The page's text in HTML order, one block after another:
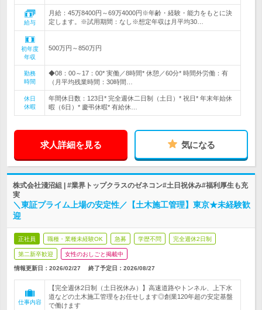
給与
月給：45万8400円～69万4000円※年齢・経験・能力をもとに決
定します。※試用期間：なし※想定年収は月平均30…
初年度
年収
500万円～850万円
勤務
時間
◆08：00～17：00* 実働／8時間* 休憩／60分* 時間外労働：有
（月平均残業時間：30時間…
休日
休暇
年間休日数：123日* 完全週休二日制（土日）* 祝日* 年末年始休
暇（6日）* 慶弔休暇* 有給休…
求人詳細を見る 気になる
株式会社淺沼組 | #業界トップクラスのゼネコン#土日祝休み#福利厚生も充
実
＼東証プライム上場の安定性／【土木施工管理】東京★未経験歓
迎
正社員 職種・業種未経験OK 急募 学歴不問 完全週休2日制
第二新卒歓迎 女性のおしごと掲載中
情報更新日：2026/02/27 終了予定日： 2026/08/27
仕事内容
【完全週休2日制（土日祝休み）】高速道路やトンネル、上下水
道などの土木施工管理をお任せします◎創業120年超の安定基盤
で働けます